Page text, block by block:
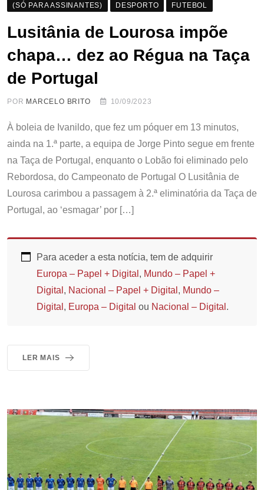
(SÓ PARA ASSINANTES) DESPORTO FUTEBOL
Lusitânia de Lourosa impõe
chapa… dez ao Régua na Taça
de Portugal
POR MARCELO BRITO 10/09/2023
À boleia de Ivanildo, que fez um póquer em 13 minutos,
ainda na 1.ª parte, a equipa de Jorge Pinto segue em frente
na Taça de Portugal, enquanto o Lobão foi eliminado pelo
Rebordosa, do Campeonato de Portugal O Lusitânia de
Lourosa carimbou a passagem à 2.ª eliminatória da Taça de
Portugal, ao ‘esmagar’ por […]
Para aceder a esta notícia, tem de adquirir
Europa – Papel + Digital , Mundo – Papel +
Digital , Nacional – Papel + Digital , Mundo –
Digital , Europa – Digital ou Nacional – Digital .
LER MAIS